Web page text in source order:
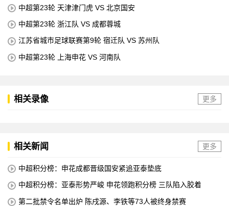
中超第23轮 天津津门虎 VS 北京国安
中超第23轮 浙江队 VS 成都蓉城
江苏省城市足球联赛第9轮 宿迁队 VS 苏州队
中超第23轮 上海申花 VS 河南队
相关录像 更多
相关新闻 更多
中超积分榜：申花成都晋级国安紧追亚泰垫底
中超积分榜：亚泰形势严峻 申花领跑积分榜 三队陷入胶着
第二批禁令名单出炉 陈戌源、李铁等73人被终身禁赛